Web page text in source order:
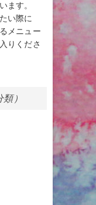
ます。
い際に
メニュー
りくださ
）